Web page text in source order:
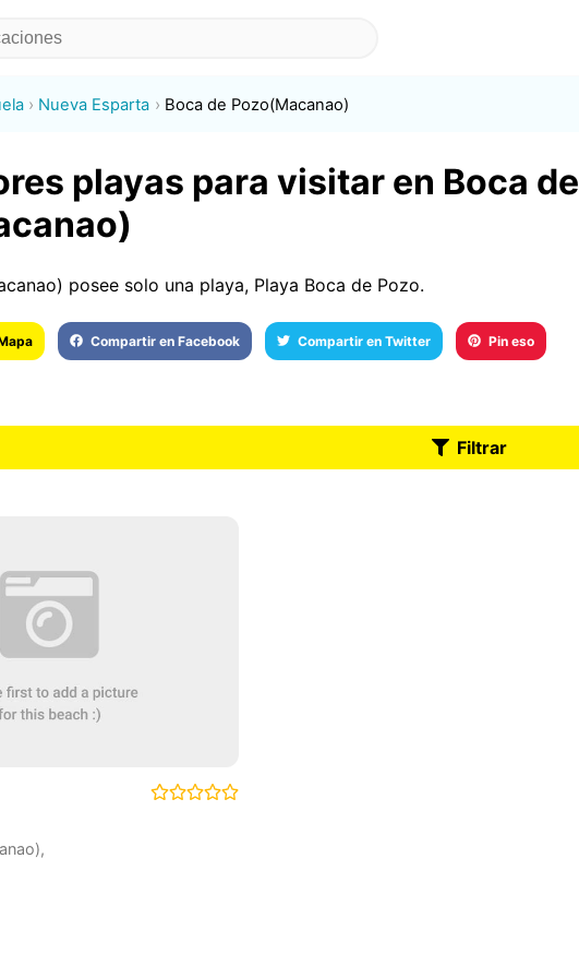
Nueva Esparta Boca de Pozo(Macanao)
playas para visitar en Boca de
posee solo una playa, Playa Boca de Pozo.
Compartir en Facebook Compartir en Twitter Pin eso
Filtrar
,